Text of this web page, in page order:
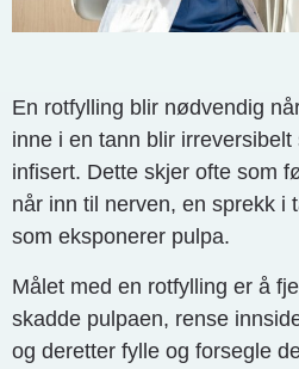
En rotfylling blir nødvendig
inne i en tann blir
infisert. Dette skjer ofte som
når inn til nerven, en sprekk i
som eksponerer pulpa.
Målet med en rotfylling er å
skadde pulpaen, rense
og deretter fylle og forsegle